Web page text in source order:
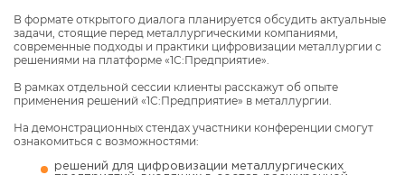
В формате открытого диалога планируется обсудить актуальные
задачи, стоящие перед металлургическими компаниями,
современные подходы и практики цифровизации металлургии с
решениями на платформе «1С:Предприятие».
В рамках отдельной сессии клиенты расскажут об опыте
применения решений «1С:Предприятие» в металлургии.
На демонстрационных стендах участники конференции смогут
ознакомиться с возможностями:
решений для цифровизации металлургических